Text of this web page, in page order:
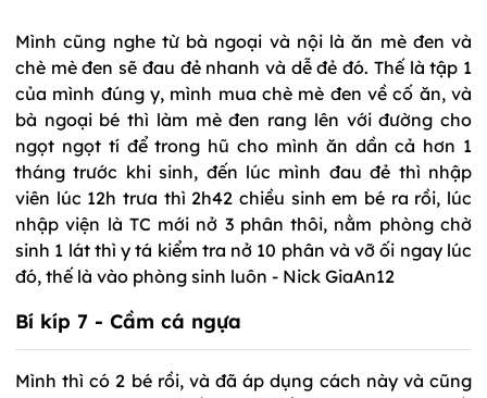
Mình cũng nghe từ bà ngoại và nội là ăn mè đen và
chè mè đen sẽ đau đẻ nhanh và dễ đẻ đó. Thế là tập 1
của mình đúng y, mình mua chè mè đen về cố ăn, và
bà ngoại bé thì làm mè đen rang lên với đường cho
ngọt ngọt tí để trong hũ cho mình ăn dần cả hơn 1
tháng trước khi sinh, đến lúc mình đau đẻ thì nhập
viên lúc 12h trưa thì 2h42 chiều sinh em bé ra rồi, lúc
nhập viện là TC mới nở 3 phân thôi, nằm phòng chờ
sinh 1 lát thì y tá kiểm tra nở 10 phân và vỡ ối ngay lúc
đó, thế là vào phòng sinh luôn - Nick GiaAn12
Bí kíp 7 - Cầm cá ngựa
Mình thì có 2 bé rồi, và đã áp dụng cách này và cũng